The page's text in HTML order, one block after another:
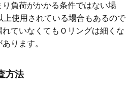
り負荷がかかる条件ではない場
使用されている場合もあるので
ていなくてもＯリングは細くな
ります。
方法